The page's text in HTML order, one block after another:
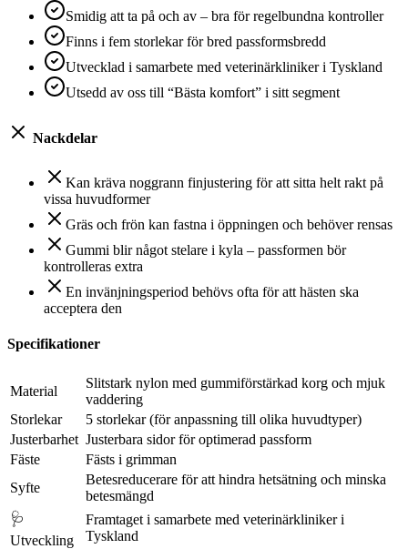
Smidig att ta på och av – bra för regelbundna kontroller
Finns i fem storlekar för bred passformsbredd
Utvecklad i samarbete med veterinärkliniker i Tyskland
Utsedd av oss till “Bästa komfort” i sitt segment
Nackdelar
Kan kräva noggrann finjustering för att sitta helt rakt på
vissa huvudformer
Gräs och frön kan fastna i öppningen och behöver rensas
Gummi blir något stelare i kyla – passformen bör
kontrolleras extra
En invänjningsperiod behövs ofta för att hästen ska
acceptera den
Specifikationer
Material
Slitstark nylon med gummiförstärkad korg och mjuk
vaddering
Storlekar
5 storlekar (för anpassning till olika huvudtyper)
Justerbarhet Justerbara sidor för optimerad passform
Fäste
Fästs i grimman
Syfte
Betesreducerare för att hindra hetsätning och minska
betesmängd
🩺
Utveckling
Framtaget i samarbete med veterinärkliniker i
Tyskland